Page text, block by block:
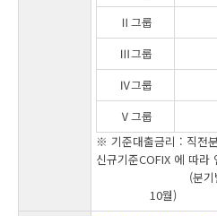
Ⅱ그룹
Ⅲ그룹
Ⅳ그룹
Ⅴ그룹
※ 기준대출금리 : 직전
신규기준COFIX 에 따라
(분기별
10월)